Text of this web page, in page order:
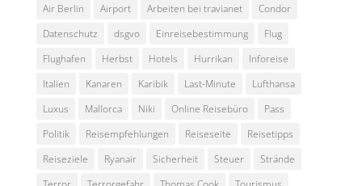
Air Berlin Airport Arbeiten bei travianet
Condor
Datenschutz
dsgvo Einreisebestimmung
Flug
Flughafen
Herbst Hotels Hurrikan
Inforeise
Italien
Kanaren Karibik Last-Minute
Lufthansa
Luxus
Mallorca Niki Online Reisebüro
Pass
Politik
Reisempfehlungen Reiseseite
Reisetipps
Reiseziele
Ryanair Sicherheit Steuer
Strände